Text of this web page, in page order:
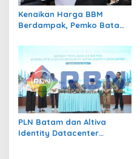
Kenaikan Harga BBM
Berdampak, Pemko Batam
Kolaborasi TPID
PLN Batam dan Altiva
Identity Datacenter